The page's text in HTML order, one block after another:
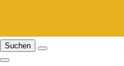
Suchen